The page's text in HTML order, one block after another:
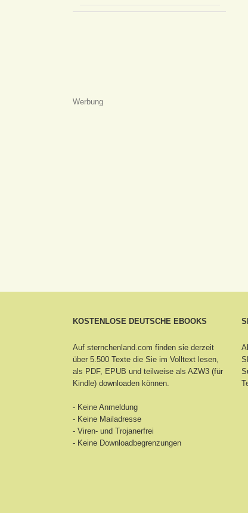
Werbung
KOSTENLOSE DEUTSCHE EBOOKS
Auf sternchenland.com finden sie derzeit
über 5.500 Texte die Sie im Volltext lesen,
als PDF, EPUB und teilweise als AZW3 (für
Kindle) downloaden können.
- Keine Anmeldung
- Keine Mailadresse
- Viren- und Trojanerfrei
- Keine Downloadbegrenzungen